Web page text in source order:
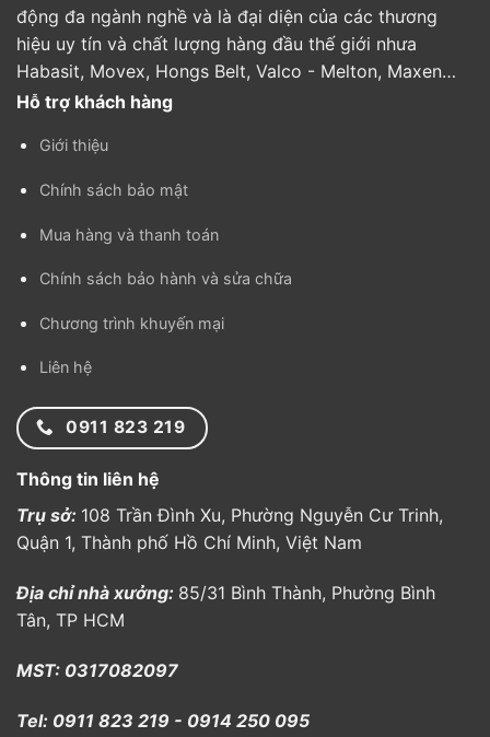
động đa ngành nghề và là đại diện của các thương
hiệu uy tín và chất lượng hàng đầu thế giới nhưa
Habasit, Movex, Hongs Belt, Valco - Melton, Maxen…
Hỗ trợ khách hàng
Giới thiệu
Chính sách bảo mật
Mua hàng và thanh toán
Chính sách bảo hành và sửa chữa
Chương trình khuyến mại
Liên hệ
0911 823 219
Thông tin liên hệ
Trụ sở: 108 Trần Đình Xu, Phường Nguyễn Cư Trinh,
Quận 1, Thành phố Hồ Chí Minh, Việt Nam
Địa chỉ nhà xưởng: 85/31 Bình Thành, Phường Bình
Tân, TP HCM
MST: 0317082097
Tel: 0911 823 219 - 0914 250 095